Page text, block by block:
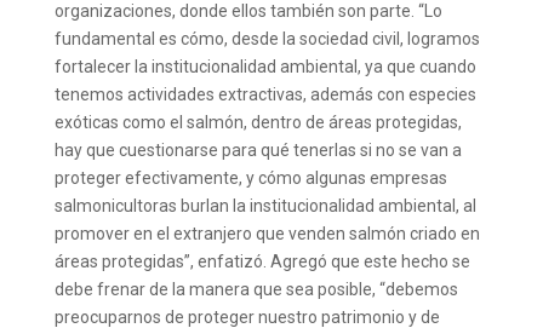
organizaciones, donde ellos también son parte. “Lo
fundamental es cómo, desde la sociedad civil, logramos
fortalecer la institucionalidad ambiental, ya que cuando
tenemos actividades extractivas, además con especies
exóticas como el salmón, dentro de áreas protegidas,
hay que cuestionarse para qué tenerlas si no se van a
proteger efectivamente, y cómo algunas empresas
salmonicultoras burlan la institucionalidad ambiental, al
promover en el extranjero que venden salmón criado en
áreas protegidas”, enfatizó. Agregó que este hecho se
debe frenar de la manera que sea posible, “debemos
preocuparnos de proteger nuestro patrimonio y de